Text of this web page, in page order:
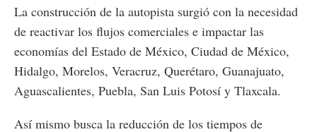
La construcción de la autopista surgió con la necesidad
de reactivar los flujos comerciales e impactar las
economías del Estado de México, Ciudad de México,
Hidalgo, Morelos, Veracruz, Querétaro, Guanajuato,
Aguascalientes, Puebla, San Luis Potosí y Tlaxcala.
Así mismo busca la reducción de los tiempos de